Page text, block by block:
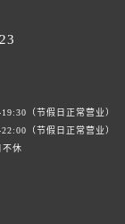
（节假日正常营业）
（节假日正常营业）
不休